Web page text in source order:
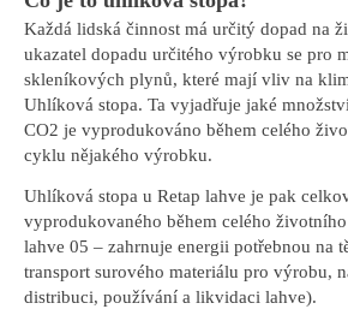
Každá lidská činnost má určitý dopad na
ukazatel dopadu určitého výrobku se pro
skleníkových plynů, které mají vliv na
Uhlíková stopa. Ta vyjadřuje jaké
CO2 je vyprodukováno během celého
cyklu nějakého výrobku.
Uhlíková stopa u Retap lahve je pak
vyprodukovaného během celého
lahve 05 – zahrnuje energii potřebnou na
transport surového materiálu pro výrobu,
distribuci, používání a likvidaci lahve).